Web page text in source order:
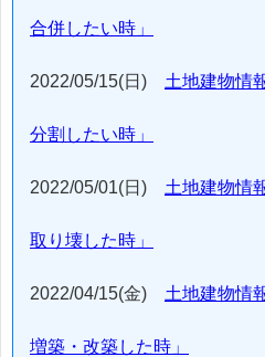
合併したい時」
2022/05/15(日) 土地建物情
分割したい時」
2022/05/01(日) 土地建物情
取り壊した時」
2022/04/15(金) 土地建物情
増築・改築した時」